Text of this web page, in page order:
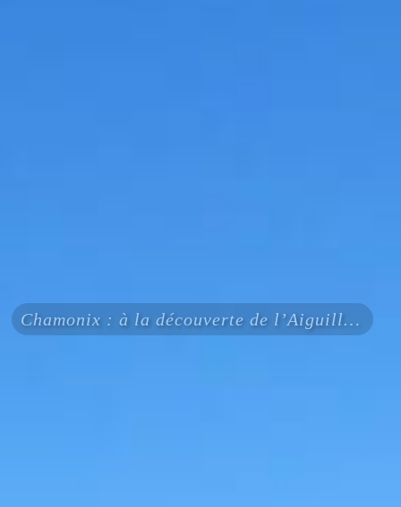
Chamonix : à la découverte de l’Aiguille du Midi